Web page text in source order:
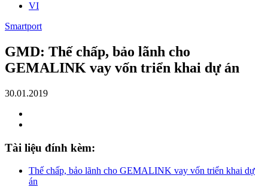
VI
Smartport
GMD: Thế chấp, bảo lãnh cho
GEMALINK vay vốn triển khai dự án
30.01.2019
Tài liệu đính kèm:
Thế chấp, bảo lãnh cho GEMALINK vay vốn triển khai dự
án